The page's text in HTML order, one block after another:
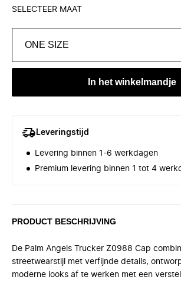
SELECTEER MAAT
ONE SIZE
In het winkelmandje
Leveringstijd
Levering binnen 1-6 werkdagen
Premium levering binnen 1 tot 4
PRODUCT BESCHRIJVING
De Palm Angels Trucker Z0988 Cap
streetwearstijl met verfijnde details,
moderne looks af te werken met een